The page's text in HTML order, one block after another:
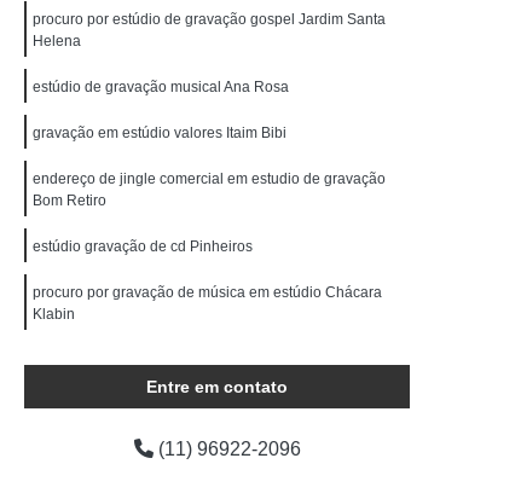
áudio
Estúdio para Gravar Podcast
áudio
Gravação de Podcast
Gravação Podcast
de Locução
Locução Comercial
Feminina
Locução para Comercial
de Locução
Fazer Mixagem de Músicas
Mixagem de Som
Mixagem de Voz
Produtora de áudio Estudio
Produtora de Som
Produtora Som
procuro por estúdio de gravação gospel Jardim Santa
Helena
estúdio de gravação musical Ana Rosa
gravação em estúdio valores Itaim Bibi
endereço de jingle comercial em estudio de gravação
Bom Retiro
estúdio gravação de cd Pinheiros
procuro por gravação de música em estúdio Chácara
Klabin
Entre em contato
(11) 96922-2096